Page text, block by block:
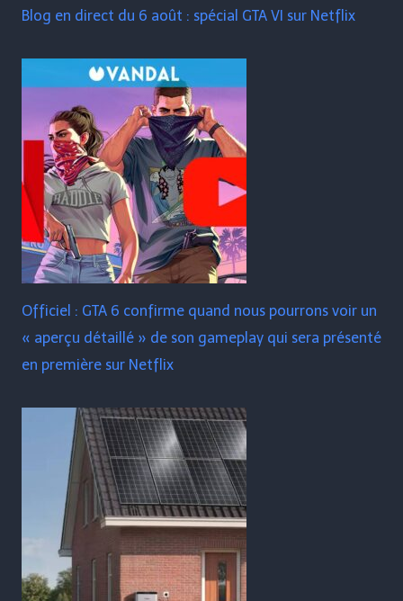
Blog en direct du 6 août : spécial GTA VI sur Netflix
Officiel : GTA 6 confirme quand nous pourrons voir un
« aperçu détaillé » de son gameplay qui sera présenté
en première sur Netflix